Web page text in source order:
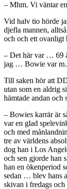
– Mhm. Vi väntar
Vid halv tio hörde
djefla mannen,
och och ett ovanligt
– Det här var … 69
jag … Bowie var
Till saken hör att
utan som en aldrig
hämtade andan och
– Bowies karrär är
var en glad
och med
tre av världens
dog han i Los
och sen gjorde han
han en ökenperiod
sedan … blev hans
skivan i fredags och